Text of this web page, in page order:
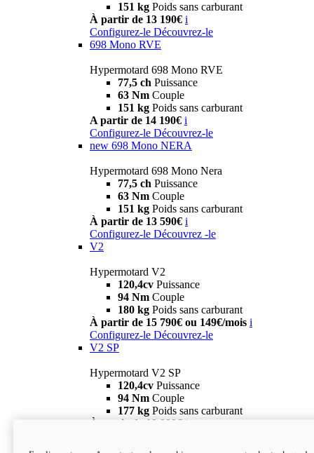
151 kg Poids sans carburant
À partir de 13 190€ i
Configurez-le Découvrez-le
698 Mono RVE
Hypermotard 698 Mono RVE
77,5 ch Puissance
63 Nm Couple
151 kg Poids sans carburant
A partir de 14 190€ i
Configurez-le Découvrez-le
new 698 Mono NERA
Hypermotard 698 Mono Nera
77,5 ch Puissance
63 Nm Couple
151 kg Poids sans carburant
À partir de 13 590€ i
Configurez-le Découvrez -le
V2
Hypermotard V2
120,4cv Puissance
94 Nm Couple
180 kg Poids sans carburant
À partir de 15 790€ ou 149€/mois i
Configurez-le Découvrez-le
V2 SP
Hypermotard V2 SP
120,4cv Puissance
94 Nm Couple
177 kg Poids sans carburant
À partir de 19 990€ i
new
V2 SP 100